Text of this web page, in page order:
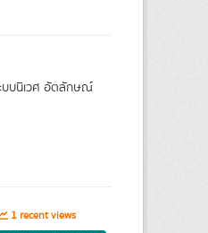
บบนิเวศ อัตลักษณ์
1 recent views